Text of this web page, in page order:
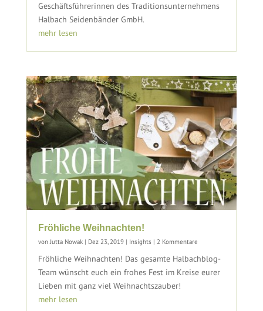
Geschäftsführerinnen des Traditionsunternehmens
Halbach Seidenbänder GmbH.
mehr lesen
Fröhliche Weihnachten!
von Jutta Nowak| Dez 23, 2019| Insights | 2 Kommentare
Fröhliche Weihnachten! Das gesamte Halbachblog-
Team wünscht euch ein frohes Fest im Kreise eurer
Lieben mit ganz viel Weihnachtszauber!
mehr lesen